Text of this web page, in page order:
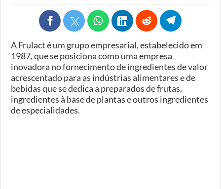
A Frulact é um grupo empresarial, estabelecido em
1987, que se posiciona como uma empresa
inovadora no fornecimento de ingredientes de valor
acrescentado para as indústrias alimentares e de
bebidas que se dedica a preparados de frutas,
ingredientes à base de plantas e outros ingredientes
de especialidades.